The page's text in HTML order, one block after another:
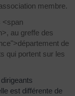
membre.
<span
au greffe des
de
qui portent sur les
est différente de